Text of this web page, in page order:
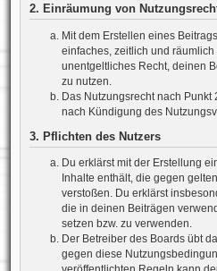
2. Einräumung von
Mit dem Erstellen eines
einfaches, zeitlich und
unentgeltliches Recht, deinen
zu nutzen.
Das Nutzungsrecht nach Punkt
nach Kündigung des
3. Pflichten des Nutzers
Du erklärst mit der Erstellung
Inhalte enthält, die gegen
verstoßen. Du erklärst
die in deinen Beiträgen
setzen bzw. zu verwenden.
Der Betreiber des Boards übt
gegen diese